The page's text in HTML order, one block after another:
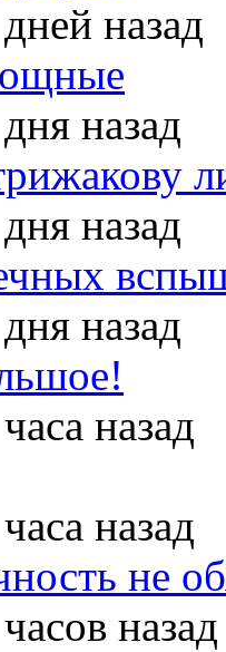
назад
назад
назад
назад
назад
назад
не
назад